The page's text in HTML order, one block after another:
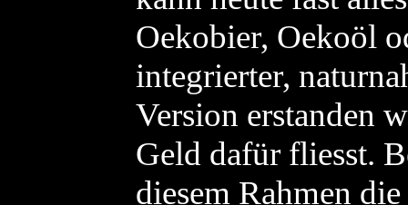
Oekobier, Oekoöl
integrierter,
Version erstanden
Geld dafür fliesst.
diesem Rahmen